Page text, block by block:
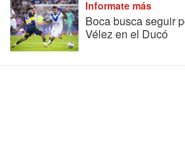
Informate más
Boca busca seguir
Vélez en el Ducó